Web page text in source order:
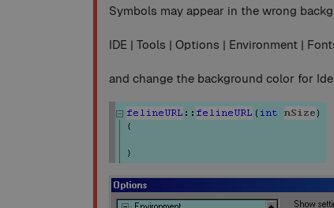
Symbols may appear in the wrong
IDE | Tools | Options | Environment |
and change the background color for